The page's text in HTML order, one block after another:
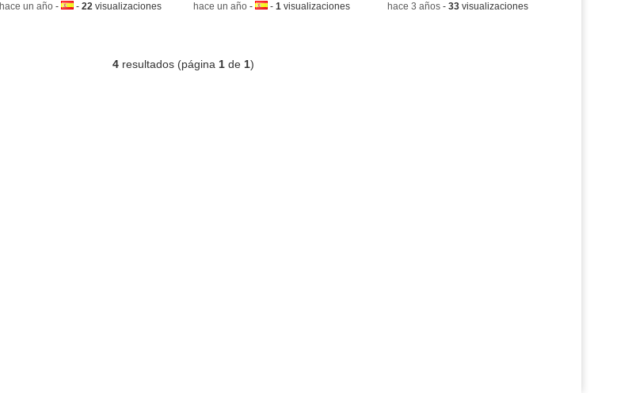
-hace un año- Idioma:
- 22 visualizaciones -hace un año- Idioma:
- 1 visualizaciones -hace 3 años- 33visualizaciones
4resultados (página 1de 1)